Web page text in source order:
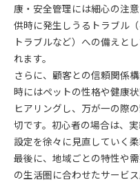
康・安全管理には細心の注
供時に発生しうるトラブル
トラブルなど）への備えと
れます。
さらに、顧客との信頼関係
時にはペットの性格や健康
ヒアリングし、万が一の際
切です。初心者の場合は、
設定を徐々に見直していく柔
最後に、地域ごとの特性や
の生活圏に合わせたサービ